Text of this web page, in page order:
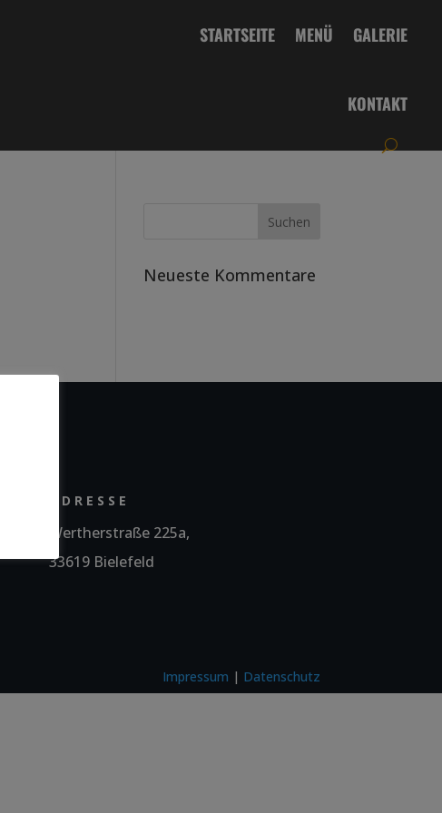
STARTSEITE MENÜ GALERIE
KONTAKT
Neueste Kommentare
ADRESSE
Wertherstraße 225a,
33619 Bielefeld
Impressum | Datenschutz